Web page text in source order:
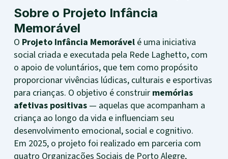
Sobre o Projeto Infância
Memorável
O Projeto Infância Memorávelé uma iniciativa
social criada e executada pela Rede Laghetto, com
o apoio de voluntários, que tem como propósito
proporcionar vivências lúdicas, culturais e esportivas
para crianças. O objetivo é construir memórias
afetivas positivas— aquelas que acompanham a
criança ao longo da vida e influenciam seu
desenvolvimento emocional, social e cognitivo.
Em 2025, o projeto foi realizado em parceria com
quatro Organizações Sociais de Porto Alegre,